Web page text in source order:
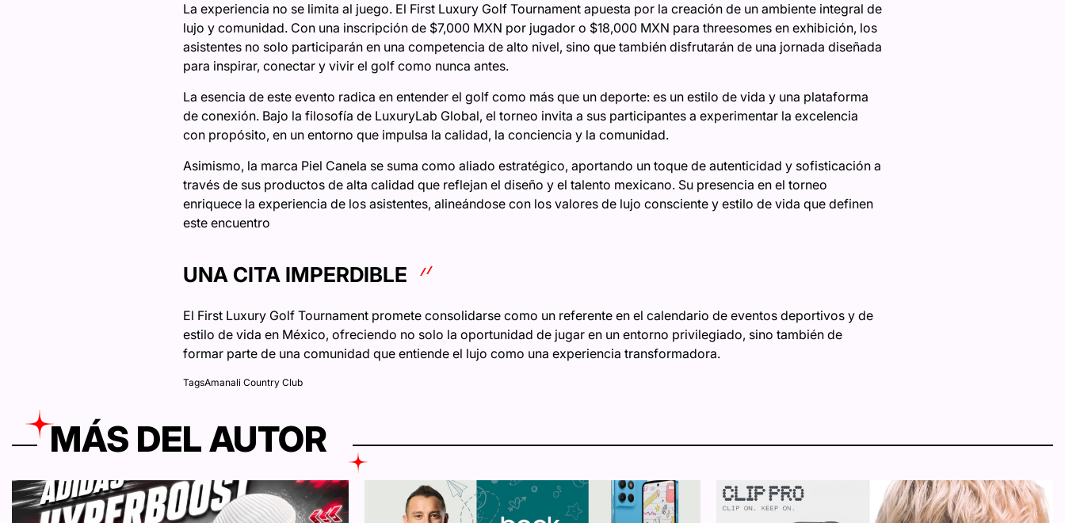
La experiencia no se limita al juego. El First Luxury Golf Tournament apuesta por la creación de un ambiente integral de
lujo y comunidad. Con una inscripción de $7,000 MXN por jugador o $18,000 MXN para threesomes en exhibición, los
asistentes no solo participarán en una competencia de alto nivel, sino que también disfrutarán de una jornada diseñada
para inspirar, conectar y vivir el golf como nunca antes.
La esencia de este evento radica en entender el golf como más que un deporte: es un estilo de vida y una plataforma
de conexión. Bajo la filosofía de LuxuryLab Global, el torneo invita a sus participantes a experimentar la excelencia
con propósito, en un entorno que impulsa la calidad, la conciencia y la comunidad.
Asimismo, la marca Piel Canela se suma como aliado estratégico, aportando un toque de autenticidad y sofisticación a
través de sus productos de alta calidad que reflejan el diseño y el talento mexicano. Su presencia en el torneo
enriquece la experiencia de los asistentes, alineándose con los valores de lujo consciente y estilo de vida que definen
este encuentro
UNA CITA IMPERDIBLE
El First Luxury Golf Tournament promete consolidarse como un referente en el calendario de eventos deportivos y de
estilo de vida en México, ofreciendo no solo la oportunidad de jugar en un entorno privilegiado, sino también de
formar parte de una comunidad que entiende el lujo como una experiencia transformadora.
TagsAmanali Country Club
MÁS DEL AUTOR